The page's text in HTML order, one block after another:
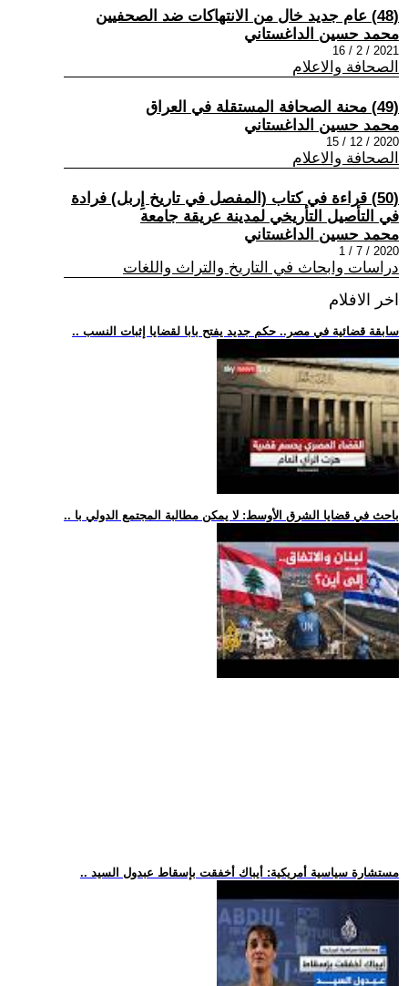
(48) عام جديد خال من الانتهاكات ضد الصحفيين
محمد حسين الداغستاني
2021 / 2 / 16
الصحافة والاعلام
(49) محنة الصحافة المستقلة في العراق
محمد حسين الداغستاني
2020 / 12 / 15
الصحافة والاعلام
(50) قراءة في كتاب (المفصل في تاريخ إِربل) فرادة
في التأصيل التأريخي لمدينة عريقة جامعة
محمد حسين الداغستاني
2020 / 7 / 1
دراسات وابحاث في التاريخ والتراث واللغات
اخر الافلام
.. سابقة قضائية في مصر.. حكم جديد يفتح بابا لقضايا إثبات النسب
.. باحث في قضايا الشرق الأوسط: لا يمكن مطالبة المجتمع الدولي با
.. مستشارة سياسية أمريكية: أيباك أخفقت بإسقاط عبدول السيد